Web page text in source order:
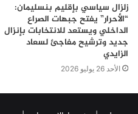
زلزال سياسي بإقليم بنسليمان:
“الأحرار” يفتح جبهات الصراع
الداخلي ويستعد للانتخابات بإنزال
جديد وترشيح مفاجئ لسعاد
الزايدي
الأحد 26 يوليو 2026